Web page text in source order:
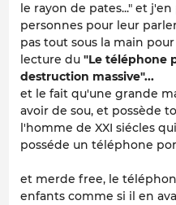
le rayon de pates..." et
personnes pour leur
pas tout sous la main
lecture du "Le téléphone
destruction massive"...
et le fait qu'une grande
avoir de sou, et possède
l'homme de XXI siécles
posséde un téléphone
et merde free, le
enfants comme si il en